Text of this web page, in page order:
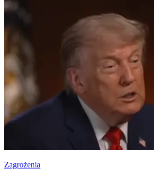
Zagrożenia